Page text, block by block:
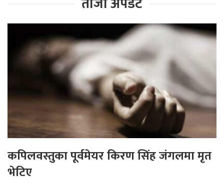
कपिलवस्तुका पूर्वमेयर किरण सिंह जंगलमा मृत
भेटिए